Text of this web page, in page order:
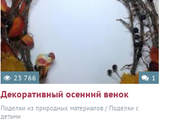
23 766 1
Декоративный осенний венок
Поделки из природных материалов / Поделки с
детьми